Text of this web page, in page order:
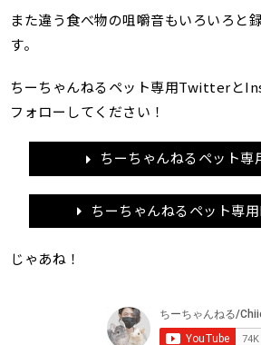
また違う食べ物の咀嚼音もいろいろと
す。
ちーちゃんねるペット専用Twitterと
フォローしてください！
ちーちゃんねるペット
ちーちゃんねるペット専
じゃあね！